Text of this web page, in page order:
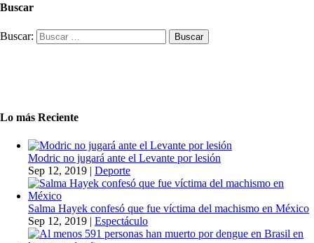
Buscar
Buscar:
Lo más Reciente
Modric no jugará ante el Levante por lesión
Sep 12, 2019 | Deporte
Salma Hayek confesó que fue víctima del machismo en México
Sep 12, 2019 | Espectáculo